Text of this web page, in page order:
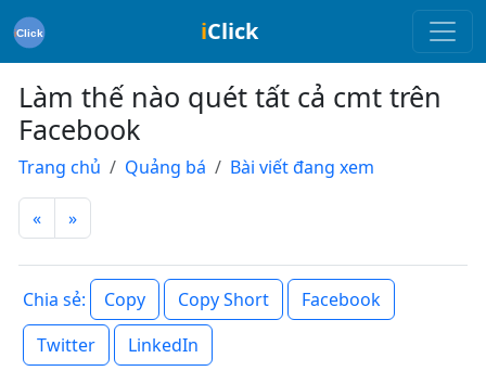
iClick
Làm thế nào quét tất cả cmt trên
Facebook
Trang chủ Quảng bá Bài viết đang xem
« »
Chia sẻ: Copy Copy Short
Facebook
Twitter
LinkedIn